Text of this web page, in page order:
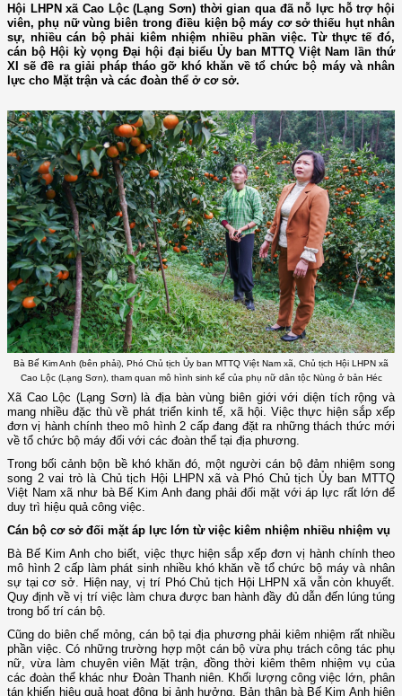
Hội LHPN xã Cao Lộc (Lạng Sơn) thời gian qua đã nỗ lực hỗ trợ hội
viên, phụ nữ vùng biên trong điều kiện bộ máy cơ sở thiếu hụt nhân
sự, nhiều cán bộ phải kiêm nhiệm nhiều phần việc. Từ thực tế đó,
cán bộ Hội kỳ vọng Đại hội đại biểu Ủy ban MTTQ Việt Nam lần thứ
XI sẽ đề ra giải pháp tháo gỡ khó khăn về tổ chức bộ máy và nhân
lực cho Mặt trận và các đoàn thể ở cơ sở.
Bà Bế Kim Anh (bên phải), Phó Chủ tịch Ủy ban MTTQ Việt Nam xã, Chủ tịch Hội LHPN xã
Cao Lộc (Lạng Sơn), tham quan mô hình sinh kế của phụ nữ dân tộc Nùng ở bản Héc
Xã Cao Lộc (Lạng Sơn) là địa bàn vùng biên giới với diện tích rộng và
mang nhiều đặc thù về phát triển kinh tế, xã hội. Việc thực hiện sắp xếp
đơn vị hành chính theo mô hình 2 cấp đang đặt ra những thách thức mới
về tổ chức bộ máy đối với các đoàn thể tại địa phương.
Trong bối cảnh bộn bề khó khăn đó, một người cán bộ đảm nhiệm song
song 2 vai trò là Chủ tịch Hội LHPN xã và Phó Chủ tịch Ủy ban MTTQ
Việt Nam xã như bà Bế Kim Anh đang phải đối mặt với áp lực rất lớn để
duy trì hiệu quả công việc.
Cán bộ cơ sở đối mặt áp lực lớn từ việc kiêm nhiệm nhiều nhiệm vụ
Bà Bế Kim Anh cho biết, việc thực hiện sắp xếp đơn vị hành chính theo
mô hình 2 cấp làm phát sinh nhiều khó khăn về tổ chức bộ máy và nhân
sự tại cơ sở. Hiện nay, vị trí Phó Chủ tịch Hội LHPN xã vẫn còn khuyết.
Quy định về vị trí việc làm chưa được ban hành đầy đủ dẫn đến lúng túng
trong bố trí cán bộ.
Cũng do biên chế mỏng, cán bộ tại địa phương phải kiêm nhiệm rất nhiều
phần việc. Có những trường hợp một cán bộ vừa phụ trách công tác phụ
nữ, vừa làm chuyên viên Mặt trận, đồng thời kiêm thêm nhiệm vụ của
các đoàn thể khác như Đoàn Thanh niên. Khối lượng công việc lớn, phân
tán khiến hiệu quả hoạt động bị ảnh hưởng. Bản thân bà Bế Kim Anh hiện